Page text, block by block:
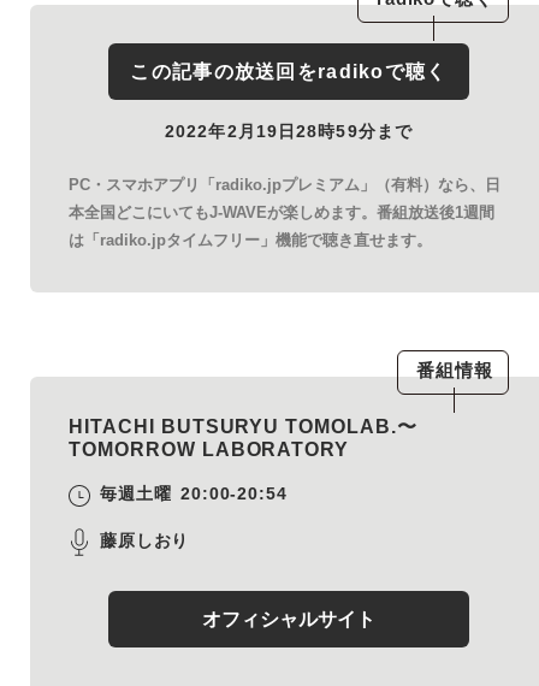
この記事の放送回をradikoで聴く
2022年2月19日28時59分まで
PC・スマホアプリ「radiko.jpプレミアム」（有料）なら、日
本全国どこにいてもJ-WAVEが楽しめます。番組放送後1週間
は「radiko.jpタイムフリー」機能で聴き直せます。
番組情報
HITACHI BUTSURYU TOMOLAB.〜
TOMORROW LABORATORY
毎週土曜 20:00-20:54
藤原しおり
オフィシャルサイト